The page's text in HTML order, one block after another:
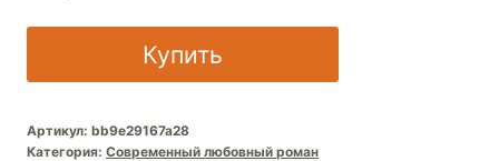
Купить
Артикул: bb9e29167a28
Категория: Современный любовный роман